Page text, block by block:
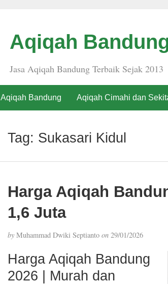
Aqiqah
Jasa Aqiqah Bandung Terbaik Sejak 2013
Aqiqah Bandung Aqiqah Cimahi dan
Tag: Sukasari Kidul
Harga Aqiqah
1,6 Juta
byMuhammad Dwiki Septianto on29/01/2026
Harga Aqiqah Bandung
2026 | Murah dan